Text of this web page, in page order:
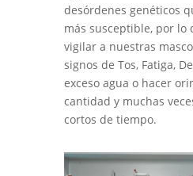
desórdenes genéticos
más susceptible, por lo
vigilar a nuestras
signos de Tos, Fatiga,
exceso agua o hacer
cantidad y muchas
cortos de tiempo.